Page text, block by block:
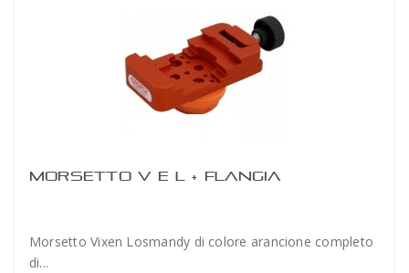
MORSETTO V E L + FLANGIA
Morsetto Vixen Losmandy di colore arancione completo
di...